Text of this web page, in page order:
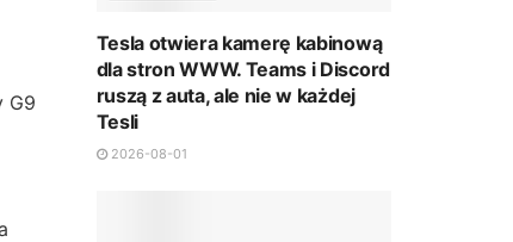
G9
Tesla otwiera kamerę kabinową
dla stron WWW. Teams i Discord
ruszą z auta, ale nie w każdej
Tesli
2026-08-01